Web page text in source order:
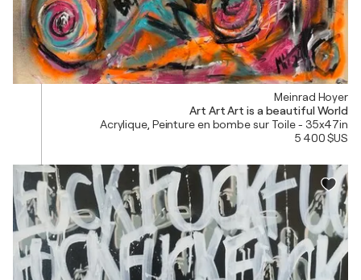
Meinrad Hoyer
Art Art Art is a beautiful World
Acrylique, Peinture en bombe sur Toile - 35x47in
5 400 $US